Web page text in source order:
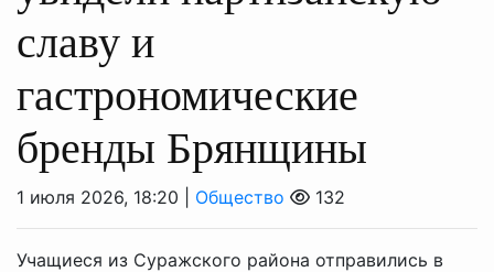
славу и
гастрономические
бренды Брянщины
1 июля 2026, 18:20 | Общество 132
Учащиеся из Суражского района отправились в